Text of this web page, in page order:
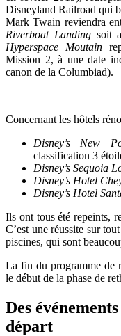
Disneyland Railroad qui
Mark Twain reviendra
Riverboat Landingsoit
Hyperspace Moutain
Mission 2, à une date
canon de la Columbiad).
Concernant les hôtels
Disney’s New
classification 3
Disney’s Sequoia
Disney’s Hotel
Disney’s Hotel
Ils ont tous été repeints,
C’est une réussite sur
piscines, qui sont
La fin du programme de
le début de la phase de
Des
départ